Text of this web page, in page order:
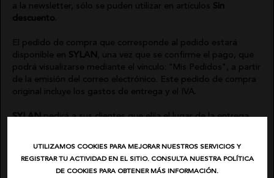
UTILIZAMOS COOKIES PARA MEJORAR NUESTROS SERVICIOS Y
REGISTRAR TU ACTIVIDAD EN EL SITIO. CONSULTA NUESTRA POLÍTICA
DE COOKIES PARA OBTENER MÁS INFORMACIÓN.
a la newsletter, sólo se puden utilizar en artículos Sin
descuento
El pedido de compra que corresponde al pedido estará
disponible en SYLAN, una vez que se confirme el pago, que
podrá visualizarse mediante el vínculo: "Mis Pedidos", a partir
de la emisión del correo electrónico. Este pedido de compra
original incluye los gastos de entrega y el IVA.
SYLANpedirá a sus clientes que elija el lugar de la entrega,